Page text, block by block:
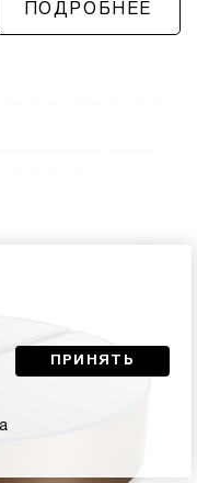
ПОДРОБНЕЕ
ПРИНЯТЬ